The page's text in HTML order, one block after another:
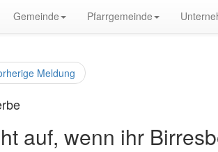
Gemeinde Pfarrgemeinde
Meldung
auf, wenn ihr